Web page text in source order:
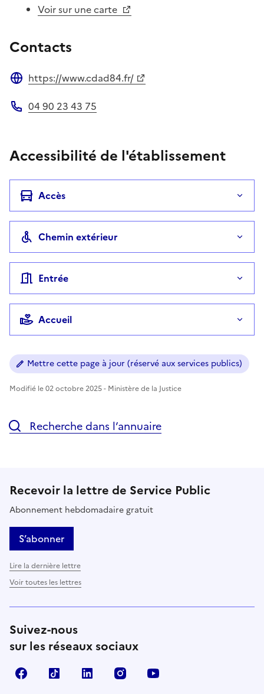
Voir sur une carte
Contacts
https://www.cdad84.fr/
04 90 23 43 75
Accessibilité de l'établissement
Accès
Chemin extérieur
Entrée
Accueil
Mettre cette page à jour (réservé aux services publics)
Modifié le 02 octobre 2025 - Ministère de la Justice
Recherche dans l’annuaire
Recevoir la lettre de Service Public
Abonnement hebdomadaire gratuit
S’abonner
Lire la dernière lettre
Voir toutes les lettres
Suivez-nous
sur les réseaux sociaux
FacebookTikTok LinkedIn Instagram